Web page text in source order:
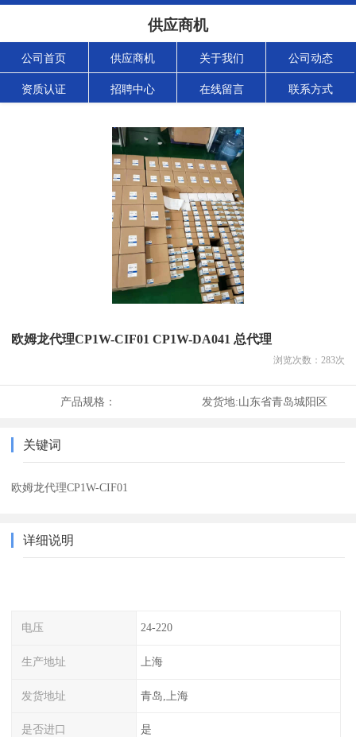
供应商机
公司首页 供应商机 关于我们 公司动态
资质认证 招聘中心 在线留言 联系方式
欧姆龙代理CP1W-CIF01 CP1W-DA041 总代理
浏览次数： 283次
产品规格： 发货地:山东省青岛城阳区
关键词
欧姆龙代理CP1W-CIF01
详细说明
电压 24-220
生产地址 上海
发货地址 青岛,上海
是否进口 是